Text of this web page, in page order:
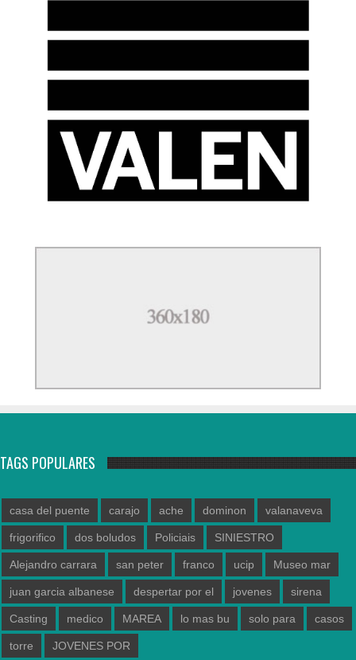
TAGS POPULARES
casa del puente carajo ache dominon valanaveva
frigorifico dos boludos Policiais SINIESTRO
Alejandro carrara san peter franco ucip Museo mar
juan garcia albanese despertar por el jovenes sirena
Casting medico MAREA lo mas bu solo para casos
torre JOVENES POR